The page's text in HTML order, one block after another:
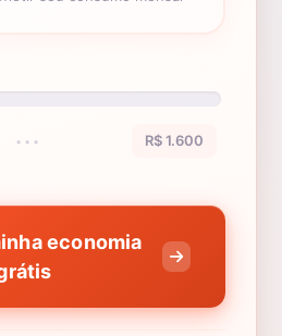
••• R$ 1.600
economia